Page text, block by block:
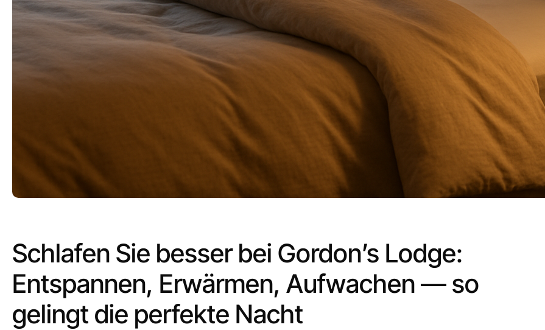
Schlafen Sie besser bei Gordon’s Lodge:
Entspannen, Erwärmen, Aufwachen — so
gelingt die perfekte Nacht